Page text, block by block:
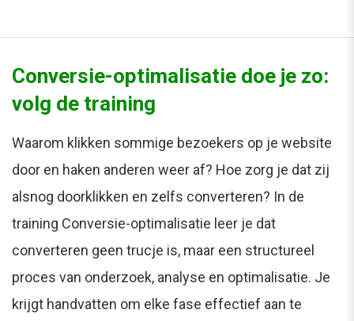
Conversie-optimalisatie doe je zo:
volg de training
Waarom klikken sommige bezoekers op je website
door en haken anderen weer af? Hoe zorg je dat zij
alsnog doorklikken en zelfs converteren? In de
training Conversie-optimalisatie leer je dat
converteren geen trucje is, maar een structureel
proces van onderzoek, analyse en optimalisatie. Je
krijgt handvatten om elke fase effectief aan te